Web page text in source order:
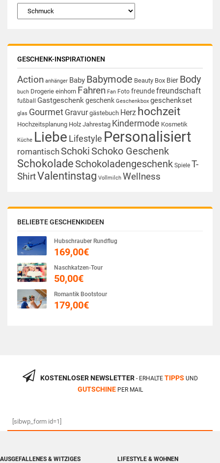
GESCHENK-INSPIRATIONEN
Action anhänger Baby Babymode Beauty Box Bier Body
buch Drogerie einhorn Fahren Fan Foto freundefreundschaft
fußball Gastgeschenk geschenk Geschenkbox geschenkset
glas Gourmet Gravur gästebuch Herz hochzeit
Hochzeitsplanung Holz Jahrestag Kindermode Kosmetik
Küche Liebe Lifestyle Personalisiert
romantisch Schoki Schoko Geschenk
Schokolade Schokoladengeschenk Spiele T-
ShirtValentinstag Vollmilch Wellness
BELIEBTE GESCHENKIDEEN
Hubschrauber Rundflug
169,00€
Naschkatzen-Tour
50,00€
Romantik Bootstour
179,00€
KOSTENLOSER NEWSLETTER- ERHALTE TIPPS UND
GUTSCHINEPER MAIL
[sibwp_form id=1]
AUSGEFALLENES & WITZIGES LIFESTYLE & WOHNEN